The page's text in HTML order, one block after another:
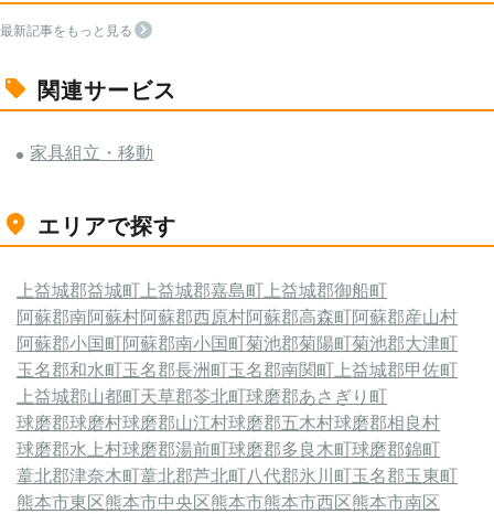
最新記事をもっと見る
関連サービス
家具組立・移動
エリアで探す
上益城郡益城町 上益城郡嘉島町 上益城郡御船町
阿蘇郡南阿蘇村阿蘇郡西原村阿蘇郡高森町阿蘇郡産山村
阿蘇郡小国町阿蘇郡南小国町菊池郡菊陽町菊池郡大津町
玉名郡和水町玉名郡長洲町玉名郡南関町 上益城郡甲佐町
上益城郡山都町天草郡苓北町球磨郡あさぎり町
球磨郡球磨村球磨郡山江村球磨郡五木村球磨郡相良村
球磨郡水上村球磨郡湯前町球磨郡多良木町球磨郡錦町
葦北郡津奈木町葦北郡芦北町八代郡氷川町玉名郡玉東町
熊本市東区熊本市中央区熊本市熊本市西区熊本市南区